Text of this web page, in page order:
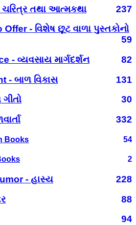
તથા આત્મકથા
237
- વિશેષ છૂટ વાળા પુસ્તકોનો
59
- વ્યવસાય માર્ગદર્શન
82
- બાળ વિકાસ
131
30
332
Books 54
2
- હાસ્ય
228
88
94